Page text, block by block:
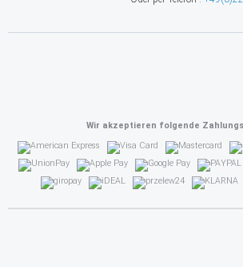
Wir akzeptieren folgende